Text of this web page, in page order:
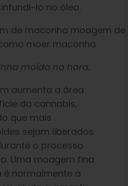
lo no óleo.
moída na hora.
aumenta a área
da cannabis,
que mais
sejam liberados
o processo
Uma moagem fina
é normalmente a